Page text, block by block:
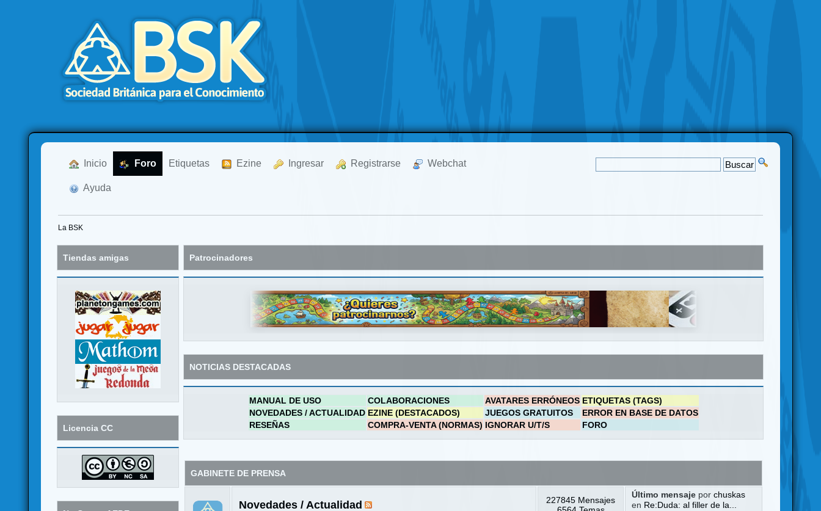
Inicio Foro Etiquetas Ezine Ingresar Registrarse Webchat
Ayuda
La BSK
Tiendas amigas
Licencia CC
Patrocinadores
NOTICIAS DESTACADAS
MANUAL DE USO COLABORACIONES AVATARES ERRÓNEOS ETIQUETAS (TAGS)
NOVEDADES / ACTUALIDAD EZINE (DESTACADOS) JUEGOS GRATUITOS
ERROR EN BASE DE DATOS
RESEÑAS
COMPRA-VENTA (NORMAS) IGNORAR U/T/S FORO
GABINETE DE PRENSA
Novedades / Actualidad
227845 Mensajes
Último mensajepor chuskas
en Re:Duda: al filler de la...